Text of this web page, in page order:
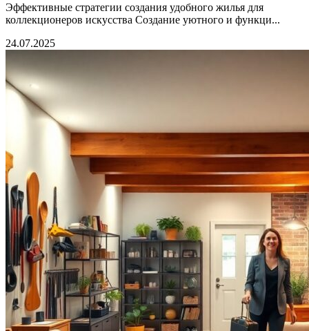
Эффективные стратегии создания удобного жилья для
коллекционеров искусства Создание уютного и функци...
24.07.2025